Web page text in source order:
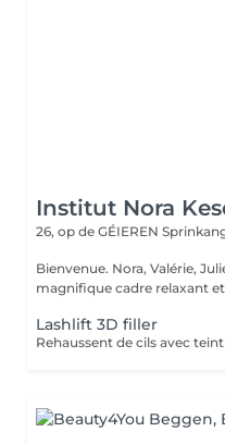
Institut Nora
26, op de GÉIEREN
Bienvenue. Nora, Valérie, Julie et Anaïs vous accueillent dans un
magnifique cadre relaxant
Lashlift 3D filler
Rehaussent de cils avec